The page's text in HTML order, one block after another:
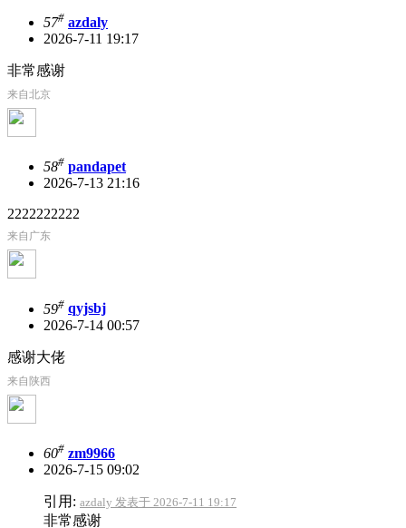
57# azdaly
2026-7-11 19:17
非常感谢
来自北京
58# pandapet
2026-7-13 21:16
2222222222
来自广东
59# qyjsbj
2026-7-14 00:57
感谢大佬
来自陕西
60# zm9966
2026-7-15 09:02
引用: azdaly 发表于 2026-7-11 19:17
非常感谢